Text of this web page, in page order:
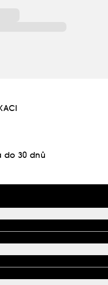
do 30 dnů